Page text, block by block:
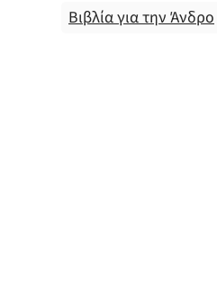
Βιβλία για την Άνδρο